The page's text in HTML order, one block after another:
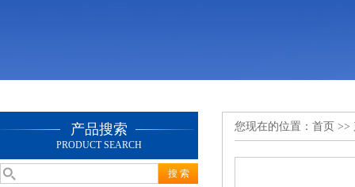
产品搜索
PRODUCT SEARCH
您现在的位置： 首页 >>